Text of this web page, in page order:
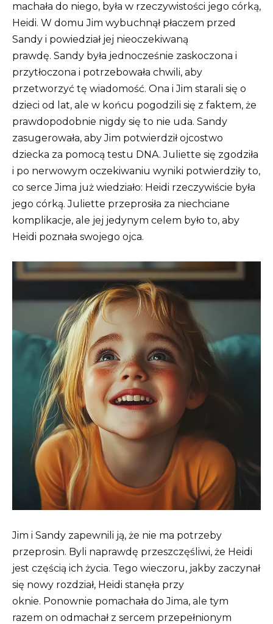
machała do niego, była w rzeczywistości jego córką,
Heidi. W domu Jim wybuchnął płaczem przed
Sandy i powiedział jej nieoczekiwaną
prawdę. Sandy była jednocześnie zaskoczona i
przytłoczona i potrzebowała chwili, aby
przetworzyć tę wiadomość. Ona i Jim starali się o
dzieci od lat, ale w końcu pogodzili się z faktem, że
prawdopodobnie nigdy się to nie uda. Sandy
zasugerowała, aby Jim potwierdził ojcostwo
dziecka za pomocą testu DNA.Juliette się zgodziła
i po nerwowym oczekiwaniu wyniki potwierdziły to,
co serce Jima już wiedziało: Heidi rzeczywiście była
jego córką.Juliette przeprosiła za niechciane
komplikacje, ale jej jedynym celem było to, aby
Heidi poznała swojego ojca.
Jim i Sandy zapewnili ją, że nie ma potrzeby
przeprosin. Byli naprawdę przeszczęśliwi, że Heidi
jest częścią ich życia. Tego wieczoru, jakby zaczynał
się nowy rozdział, Heidi stanęła przy
oknie. Ponownie pomachała do Jima, ale tym
razem on odmachał z sercem przepełnionym